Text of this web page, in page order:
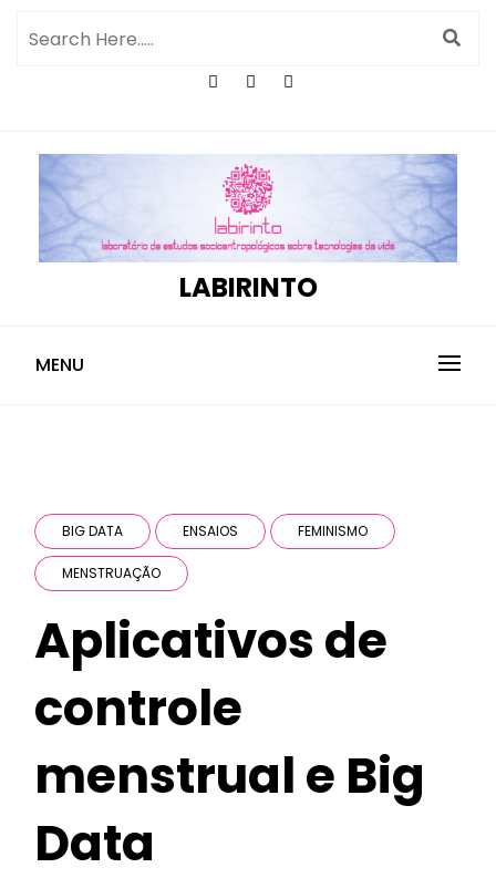
LABIRINTO
MENU
BIG DATA ENSAIOS FEMINISMO
MENSTRUAÇÃO
Aplicativos de
controle
menstrual e Big
Data